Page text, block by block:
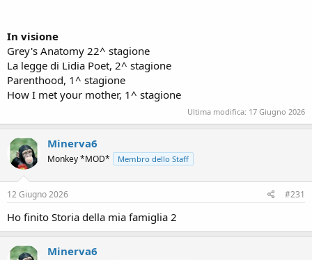
In visione
Grey's Anatomy 22^ stagione
La legge di Lidia Poet, 2^ stagione
Parenthood, 1^ stagione
How I met your mother, 1^ stagione
Ultima modifica: 17 Giugno 2026
Minerva6
Monkey *MOD* Membro dello Staff
12 Giugno 2026 #231
Ho finito Storia della mia famiglia 2
Minerva6